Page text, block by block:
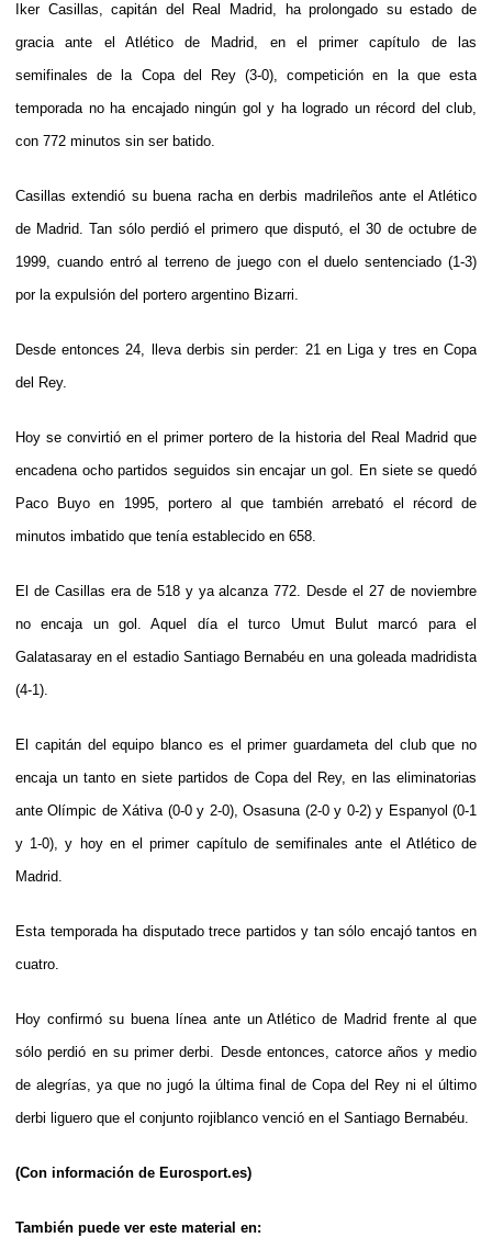
Iker Casillas, capitán del Real Madrid, ha prolongado su estado de
gracia ante el Atlético de Madrid, en el primer capítulo de las
semifinales de la Copa del Rey (3-0), competición en la que esta
temporada no ha encajado ningún gol y ha logrado un récord del club,
con 772 minutos sin ser batido.
Casillas extendió su buena racha en derbis madrileños ante el Atlético
de Madrid. Tan sólo perdió el primero que disputó, el 30 de octubre de
1999, cuando entró al terreno de juego con el duelo sentenciado (1-3)
por la expulsión del portero argentino Bizarri.
Desde entonces 24, lleva derbis sin perder: 21 en Liga y tres en Copa
del Rey.
Hoy se convirtió en el primer portero de la historia del Real Madrid que
encadena ocho partidos seguidos sin encajar un gol. En siete se quedó
Paco Buyo en 1995, portero al que también arrebató el récord de
minutos imbatido que tenía establecido en 658.
El de Casillas era de 518 y ya alcanza 772. Desde el 27 de noviembre
no encaja un gol. Aquel día el turco Umut Bulut marcó para el
Galatasaray en el estadio Santiago Bernabéu en una goleada madridista
(4-1).
El capitán del equipo blanco es el primer guardameta del club que no
encaja un tanto en siete partidos de Copa del Rey, en las eliminatorias
ante Olímpic de Xátiva (0-0 y 2-0), Osasuna (2-0 y 0-2) y Espanyol (0-1
y 1-0), y hoy en el primer capítulo de semifinales ante el Atlético de
Madrid.
Esta temporada ha disputado trece partidos y tan sólo encajó tantos en
cuatro.
Hoy confirmó su buena línea ante un Atlético de Madrid frente al que
sólo perdió en su primer derbi. Desde entonces, catorce años y medio
de alegrías, ya que no jugó la última final de Copa del Rey ni el último
derbi liguero que el conjunto rojiblanco venció en el Santiago Bernabéu.
(Con información de Eurosport.es)
También puede ver este material en: